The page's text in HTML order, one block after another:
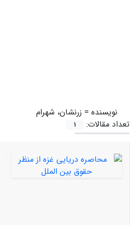
نویسنده = زرنشان، شهرام
تعداد مقالات:
1